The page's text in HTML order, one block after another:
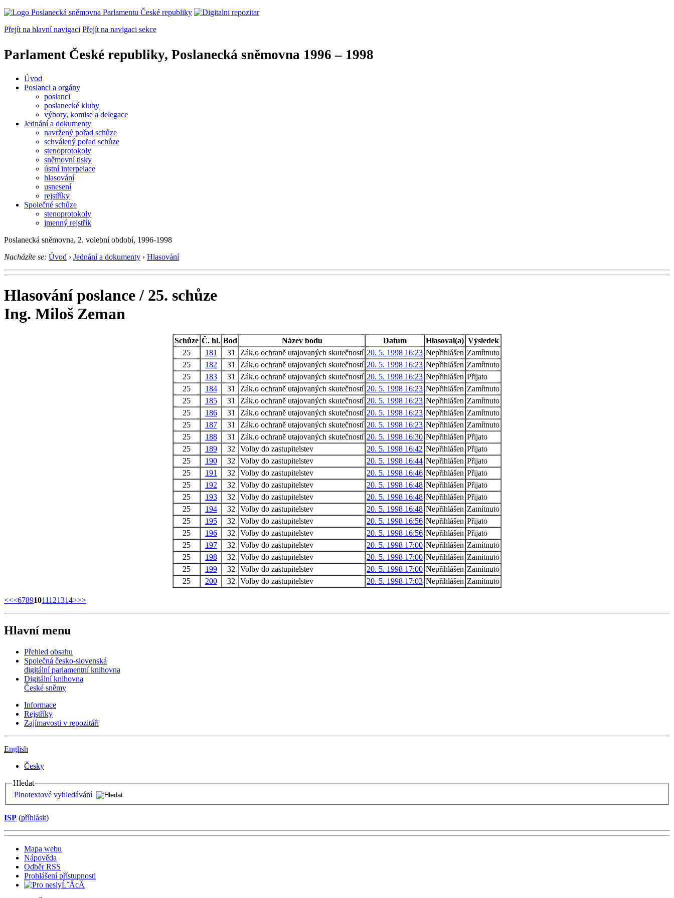
Přejít na hlavní navigaci Přejít na navigaci sekce
Parlament České republiky, Poslanecká sněmovna 1996 – 1998
Úvod
Poslanci a orgány
poslanci
poslanecké kluby
výbory, komise a delegace
Jednání a dokumenty
navržený pořad schůze
schválený pořad schůze
stenoprotokoly
sněmovní tisky
ústní interpelace
hlasování
usnesení
rejstříky
Společné schůze
stenoprotokoly
jmenný rejstřík
Poslanecká sněmovna, 2. volební období, 1996-1998
Nacházíte se: Úvod › Jednání a dokumenty › Hlasování
Hlasování poslance / 25. schůze
Ing. Miloš Zeman
Schůze Č. hl. Bod Název bodu Datum Hlasoval(a) Výsledek
25
181 31 Zák.o ochraně utajovaných skutečností 20. 5. 1998 16:23 Nepřihlášen Zamítnuto
25
182 31 Zák.o ochraně utajovaných skutečností 20. 5. 1998 16:23 Nepřihlášen Zamítnuto
25
183 31 Zák.o ochraně utajovaných skutečností 20. 5. 1998 16:23 Nepřihlášen Přijato
25
184 31 Zák.o ochraně utajovaných skutečností 20. 5. 1998 16:23 Nepřihlášen Zamítnuto
25
185 31 Zák.o ochraně utajovaných skutečností 20. 5. 1998 16:23 Nepřihlášen Zamítnuto
25
186 31 Zák.o ochraně utajovaných skutečností 20. 5. 1998 16:23 Nepřihlášen Zamítnuto
25
187 31 Zák.o ochraně utajovaných skutečností 20. 5. 1998 16:23 Nepřihlášen Zamítnuto
25
188 31 Zák.o ochraně utajovaných skutečností 20. 5. 1998 16:30 Nepřihlášen Přijato
25
189 32 Volby do zastupitelstev 20. 5. 1998 16:42 Nepřihlášen Přijato
25
190 32 Volby do zastupitelstev 20. 5. 1998 16:44 Nepřihlášen Přijato
25
191 32 Volby do zastupitelstev 20. 5. 1998 16:46 Nepřihlášen Přijato
25
192 32 Volby do zastupitelstev 20. 5. 1998 16:48 Nepřihlášen Přijato
25
193 32 Volby do zastupitelstev 20. 5. 1998 16:48 Nepřihlášen Přijato
25
194 32 Volby do zastupitelstev 20. 5. 1998 16:48 Nepřihlášen Zamítnuto
25
195 32 Volby do zastupitelstev 20. 5. 1998 16:56 Nepřihlášen Přijato
25
196 32 Volby do zastupitelstev 20. 5. 1998 16:56 Nepřihlášen Přijato
25
197 32 Volby do zastupitelstev 20. 5. 1998 17:00 Nepřihlášen Zamítnuto
25
198 32 Volby do zastupitelstev 20. 5. 1998 17:00 Nepřihlášen Zamítnuto
25
199 32 Volby do zastupitelstev 20. 5. 1998 17:00 Nepřihlášen Zamítnuto
25
200 32 Volby do zastupitelstev 20. 5. 1998 17:03 Nepřihlášen Zamítnuto
<<<67891011121314>>>
Hlavní menu
Přehled obsahu
Společná česko-slovenská
digitální parlamentní knihovna
Digitální knihovna
České sněmy
Informace
Rejstříky
Zajímavosti v repozitáři
English
Česky
Hledat
Plnotextové vyhledávání
ISP (příhlásit)
Mapa webu
Nápověda
Odběr RSS
Prohlášení přístupnosti